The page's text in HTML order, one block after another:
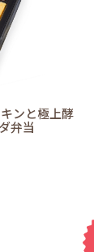
ンと極上酵
弁当